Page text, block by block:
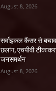
August 8, 2026
सर्वाइकल कैंसर से बचाव
छलांग, एचपीवी
जनसमर्थन
August 8, 2026